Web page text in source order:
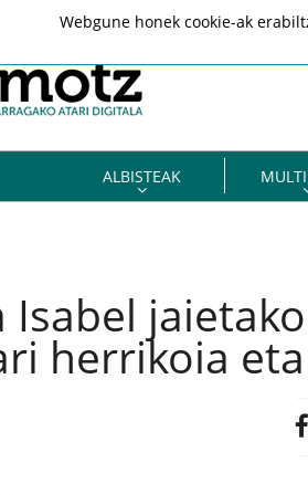
ALBISTEAK
Isabel
herrikoia
Webgune honek cookie-ak